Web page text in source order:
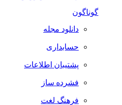
گوناگون
دانلود مجله
حسابداری
پشتیبان اطلاعات
فشرده ساز
فرهنگ لغت